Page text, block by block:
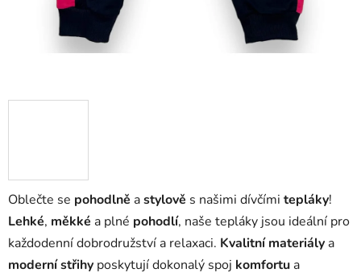
Oblečte se pohodlně astylově s našimi dívčími tepláky!
Lehké, měkké a plné pohodlí, naše tepláky jsou ideální pro
každodenní dobrodružství a relaxaci. Kvalitní materiály a
moderní střihy poskytují dokonalý spoj komfortu a